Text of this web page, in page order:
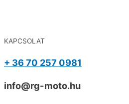
KAPCSOLAT
+ 36 70 257 0981
info@rg-moto.hu